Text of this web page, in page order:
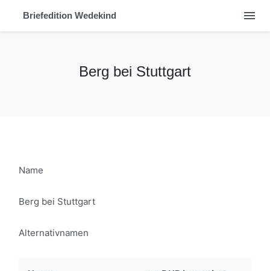
Briefedition Wedekind menu
Berg bei Stuttgart
Name
Berg bei Stuttgart
Alternativnamen